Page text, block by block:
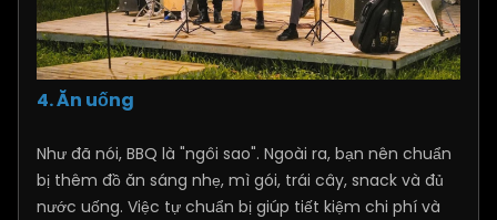
4. Ăn uống
Như đã nói, BBQ là "ngôi sao". Ngoài ra, bạn nên chuẩn
bị thêm đồ ăn sáng nhẹ, mì gói, trái cây, snack và đủ
nước uống. Việc tự chuẩn bị giúp tiết kiệm chi phí và